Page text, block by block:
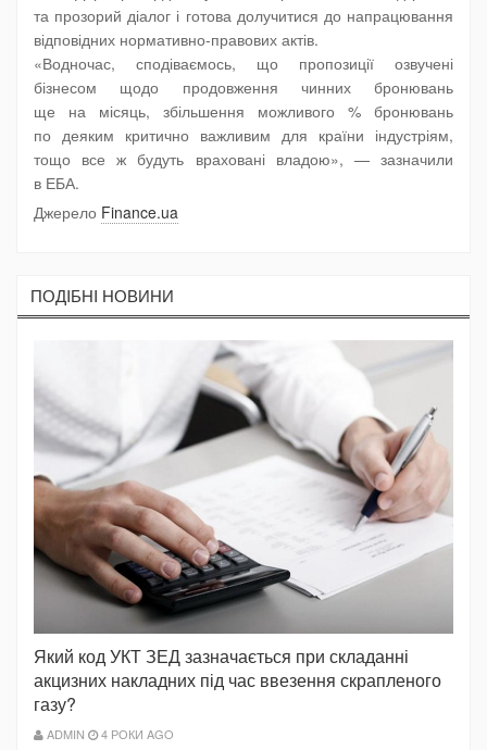
та прозорий діалог і готова долучитися до напрацювання
відповідних нормативно-правових актів.
«Водночас, сподіваємось, що пропозиції озвучені
бізнесом щодо продовження чинних бронювань
ще на місяць, збільшення можливого % бронювань
по деяким критично важливим для країни індустріям,
тощо все ж будуть враховані владою», — зазначили
в ЕБА.
Джерело Finance.ua
ПОДIБНI НОВИНИ
Який код УКТ ЗЕД зазначається при складанні
акцизних накладних під час ввезення скрапленого
газу?
ADMIN 4 РОКИ AGO